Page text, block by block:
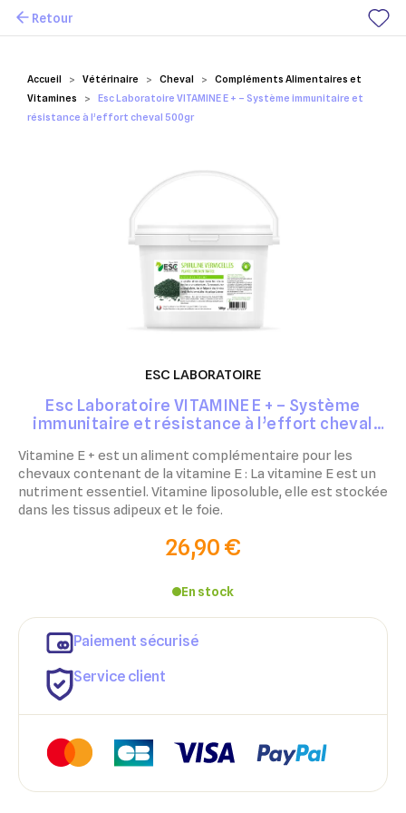
Mes favoris
Accueil Vétérinaire Cheval
Compléments Alimentaires et
Vitamines
Esc Laboratoire VITAMINE E + – Système immunitaire et
résistance à l’effort cheval 500gr
Retour
ESC LABORATOIRE
Esc Laboratoire VITAMINE E + – Système
immunitaire et résistance à l’effort cheval
Vitamine E + est un aliment complémentaire pour les
chevaux contenant de la vitamine E : La vitamine E est un
nutriment essentiel. Vitamine liposoluble, elle est stockée
dans les tissus adipeux et le foie.
26,90 €
En stock
Paiement sécurisé
Service client